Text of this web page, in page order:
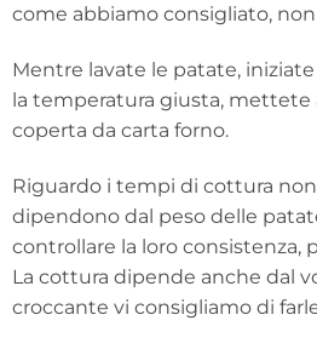
come abbiamo consigliato,
Mentre lavate le patate, iniziate
la temperatura giusta, mettete
coperta da carta forno.
Riguardo i tempi di cottura
dipendono dal peso delle
controllare la loro
La cottura dipende anche dal
croccante vi consigliamo di